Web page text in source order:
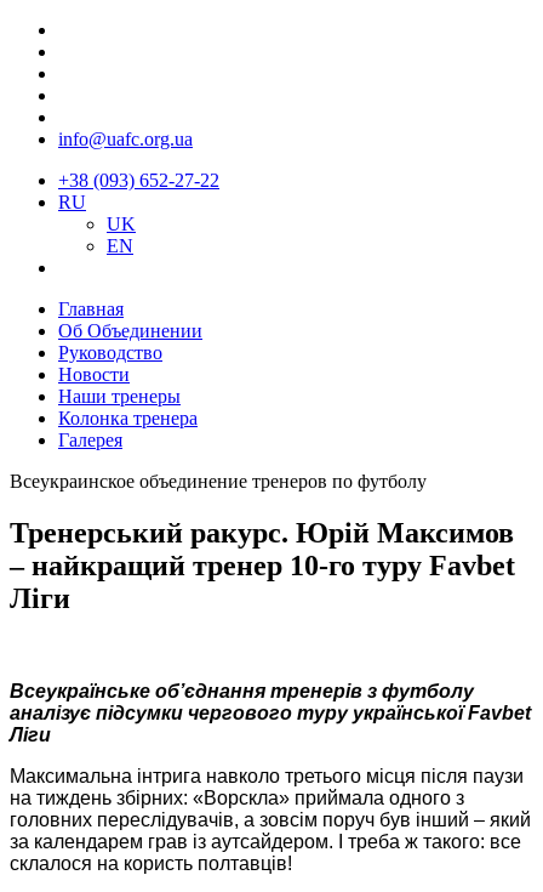
info@uafc.org.ua
+38 (093) 652-27-22
RU
UK
EN
Главная
Об Объединении
Руководство
Новости
Наши тренеры
Колонка тренера
Галерея
Всеукраинское объединение тренеров по футболу
Тренерський ракурс. Юрій Максимов
– найкращий тренер 10-го туру Favbet
Ліги
Всеукраїнське об’єднання тренерів з футболу
аналізує підсумки чергового туру української Favbet
Ліги
Максимальна інтрига навколо третього місця після паузи
на тиждень збірних: «Ворскла» приймала одного з
головних переслідувачів, а зовсім поруч був інший – який
за календарем грав із аутсайдером. І треба ж такого: все
склалося на користь полтавців!